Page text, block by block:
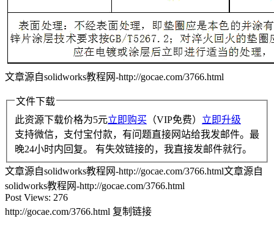
文章源自solidworks教程网-http://gocae.com/3766.html
文件下载
此资源下载价格为5元立即购买 （VIP免费） 立即升级
支持微信，支付宝付款，有问题直接网站给我发邮件。最
晚24小时内回复。 有失效链接的，我直接发邮件就行。
文章源自solidworks教程网-http://gocae.com/3766.html文章源自
solidworks教程网-http://gocae.com/3766.html
Post Views: 276
http://gocae.com/3766.html 复制链接